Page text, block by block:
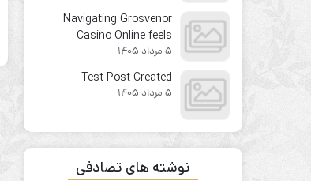
Navigating Grosvenor
Casino Online feels
surprisingly
straightforward for
newcomers
5 مرداد 1405
Test Post Created
5 مرداد 1405
نوشته های تصادفی